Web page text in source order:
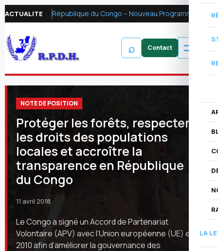
ACTUALITE
⌕
LA
NOTE DE POSITION
Protéger les forêts, respecter
les droits des populations
locales et accroître la
transparence en République
du Congo
11 avril 2018
Le Congo a signé un Accord de Partenariat
Volontaire (APV) avec l’Union européenne (UE) en
2010 afin d’améliorer la gouvernance des